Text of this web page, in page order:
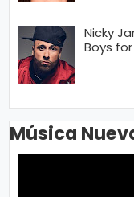
Nicky
Boys
Música